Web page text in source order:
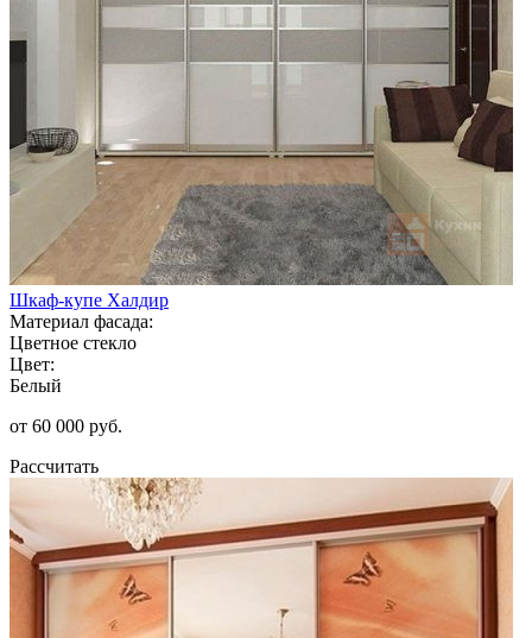
Шкаф-купе Халдир
Материал фасада:
Цветное стекло
Цвет:
Белый
от 60 000 руб.
Рассчитать